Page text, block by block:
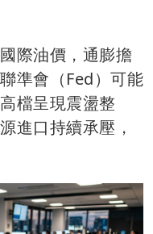
際油價，通膨擔
準會（Fed）可能
檔呈現震盪整
進口持續承壓，